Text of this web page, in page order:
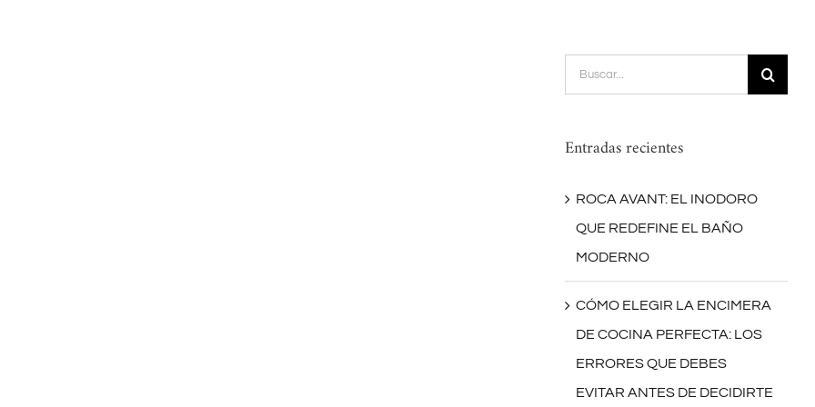
Buscar:
Entradas recientes
ROCA AVANT: EL INODORO
QUE REDEFINE EL BAÑO
MODERNO
CÓMO ELEGIR LA ENCIMERA
DE COCINA PERFECTA: LOS
ERRORES QUE DEBES
EVITAR ANTES DE DECIDIRTE